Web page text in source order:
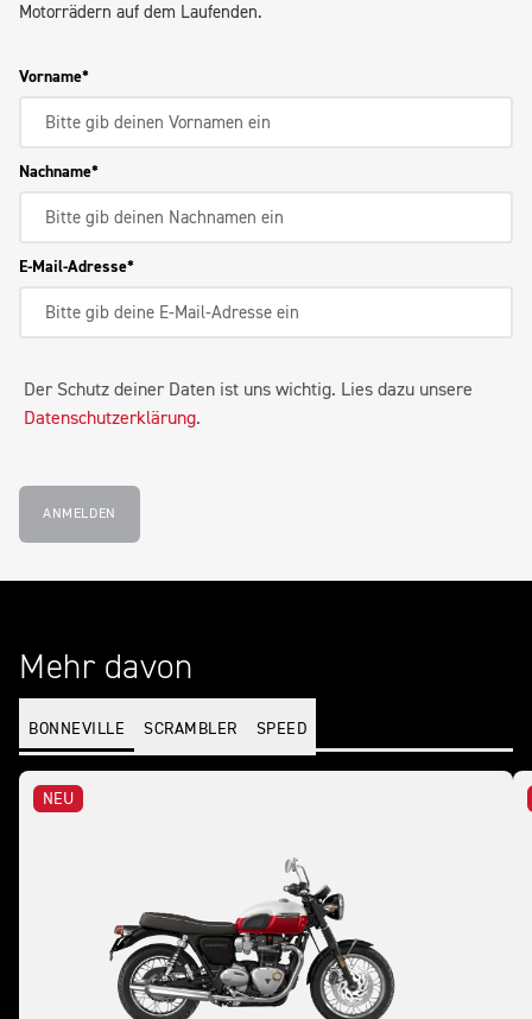
Motorrädern auf dem Laufenden.
Vorname
Nachname
E-Mail-Adresse
Der Schutz deiner Daten ist uns wichtig. Lies dazu unsere
Datenschutzerklärung.
ANMELDEN
Mehr davon
BONNEVILLE SCRAMBLER SPEED
NEU